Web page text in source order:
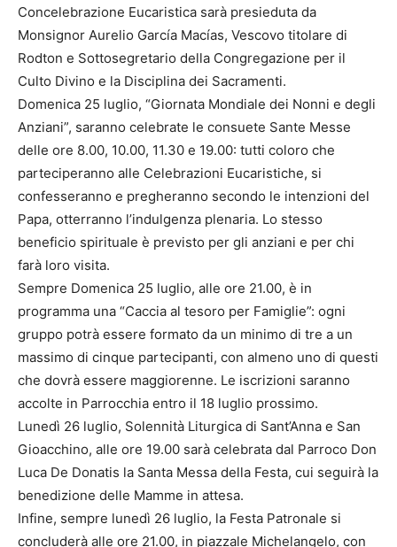
Concelebrazione Eucaristica sarà presieduta da
Monsignor Aurelio García Macías, Vescovo titolare di
Rodton e Sottosegretario della Congregazione per il
Culto Divino e la Disciplina dei Sacramenti.
Domenica 25 luglio, “Giornata Mondiale dei Nonni e degli
Anziani”, saranno celebrate le consuete Sante Messe
delle ore 8.00, 10.00, 11.30 e 19.00: tutti coloro che
parteciperanno alle Celebrazioni Eucaristiche, si
confesseranno e pregheranno secondo le intenzioni del
Papa, otterranno l’indulgenza plenaria. Lo stesso
beneficio spirituale è previsto per gli anziani e per chi
farà loro visita.
Sempre Domenica 25 luglio, alle ore 21.00, è in
programma una “Caccia al tesoro per Famiglie”: ogni
gruppo potrà essere formato da un minimo di tre a un
massimo di cinque partecipanti, con almeno uno di questi
che dovrà essere maggiorenne. Le iscrizioni saranno
accolte in Parrocchia entro il 18 luglio prossimo.
Lunedì 26 luglio, Solennità Liturgica di Sant’Anna e San
Gioacchino, alle ore 19.00 sarà celebrata dal Parroco Don
Luca De Donatis la Santa Messa della Festa, cui seguirà la
benedizione delle Mamme in attesa.
Infine, sempre lunedì 26 luglio, la Festa Patronale si
concluderà alle ore 21.00, in piazzale Michelangelo, con